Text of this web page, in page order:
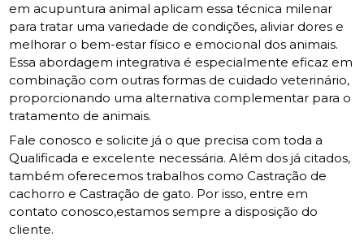
em acupuntura animal aplicam essa técnica milenar
para tratar uma variedade de condições, aliviar dores e
melhorar o bem-estar físico e emocional dos animais.
Essa abordagem integrativa é especialmente eficaz em
combinação com outras formas de cuidado veterinário,
proporcionando uma alternativa complementar para o
tratamento de animais.
Fale conosco e solicite já o que precisa com toda a
Qualificada e excelente necessária. Além dos já citados,
também oferecemos trabalhos como Castração de
cachorro e Castração de gato. Por isso, entre em
contato conosco,estamos sempre a disposição do
cliente.